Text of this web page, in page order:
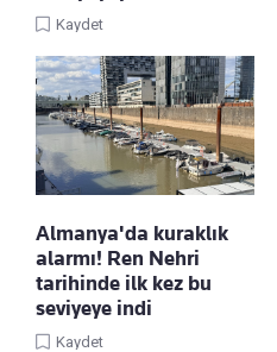
Kaydet
Almanya'da kuraklık
alarmı! Ren Nehri
tarihinde ilk kez bu
seviyeye indi
Kaydet